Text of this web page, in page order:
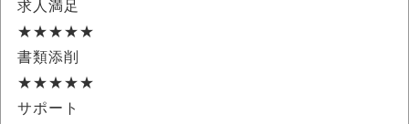
求人満足
★★★★★
書類添削
★★★★★
サポート